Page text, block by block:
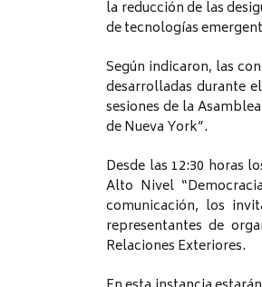
la reducción de las
de tecnologías
Según indicaron, las
desarrolladas durante
sesiones de la
de Nueva York”.
Desde las 12:30 horas
Alto Nivel
comunicación, los
representantes de
Relaciones Exteriores.